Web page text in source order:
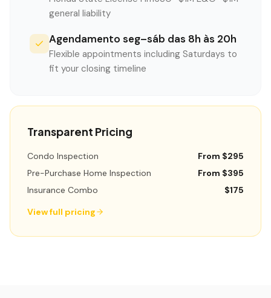
general liability
Agendamento seg–sáb das 8h às 20h
Flexible appointments including Saturdays to
fit your closing timeline
Transparent Pricing
Condo Inspection
From $295
Pre-Purchase Home Inspection
From $395
Insurance Combo
$175
View full pricing